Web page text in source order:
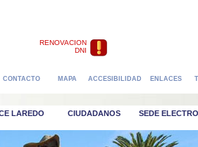
RENOVACION
DNI
CONTACTO MAPA ACCESIBILIDAD ENLACES
LAREDO CIUDADANOS SEDE